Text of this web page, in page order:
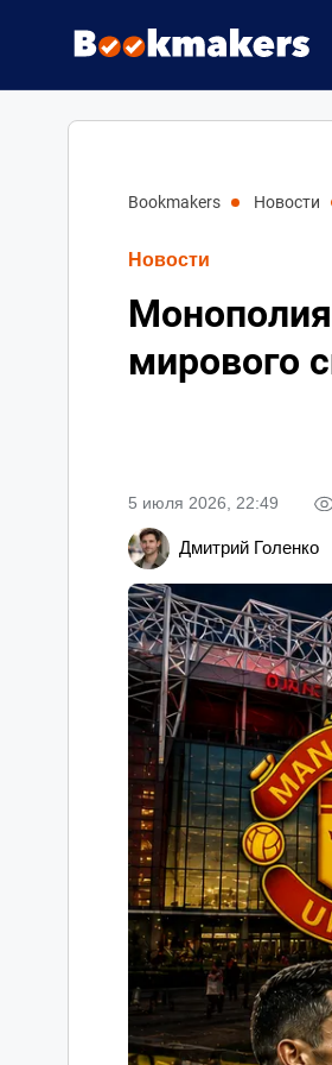
bookmakers новости
Новости
мирового
5 июля 2026, 22:49
Дмитрий Голенко